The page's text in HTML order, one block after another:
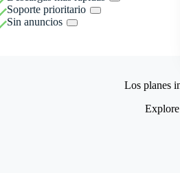
Soporte prioritario
Sin anuncios
Los planes
Explore